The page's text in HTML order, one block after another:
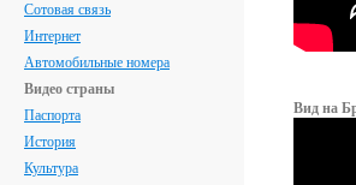
Сотовая связь
Интернет
Автомобильные номера
Видео страны
Паспорта
История
Культура
Вид на